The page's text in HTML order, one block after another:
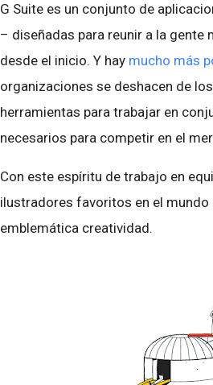
G Suite es un conjunto de
– diseñadas para reunir a la
desde el inicio. Y hay mucho más
organizaciones se deshacen de
herramientas para trabajar en
necesarios para competir en el
Con este espíritu de trabajo en
ilustradores favoritos en el mundo
emblemática creatividad.